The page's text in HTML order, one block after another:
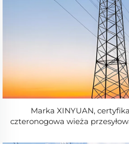
Marka XINYUAN,
czteronogowa wieża